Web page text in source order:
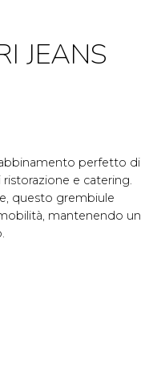
JEANS
perfetto di
e catering.
questo grembiule
mantenendo un